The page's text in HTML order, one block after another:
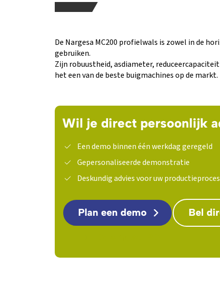
De Nargesa MC200 profielwals is zowel in de
gebruiken.
Zijn robuustheid, asdiameter,
het een van de beste buigmachines op de markt.
Wil je direct persoonlijk
Een demo binnen één werkdag geregeld
Gepersonaliseerde demonstratie
Deskundig advies voor uw productieproces
Plan een demo Bel